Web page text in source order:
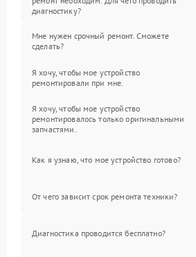
диагностику?
Мне нужен срочный ремонт. Сможете
сделать?
Я хочу, чтобы мое устройство
ремонтировали при мне.
Я хочу, чтобы мое устройство
ремонтировалось только оригинальными
запчастями.
Как я узнаю, что мое устройство готово?
От чего зависит срок ремонта техники?
Диагностика проводится бесплатно?